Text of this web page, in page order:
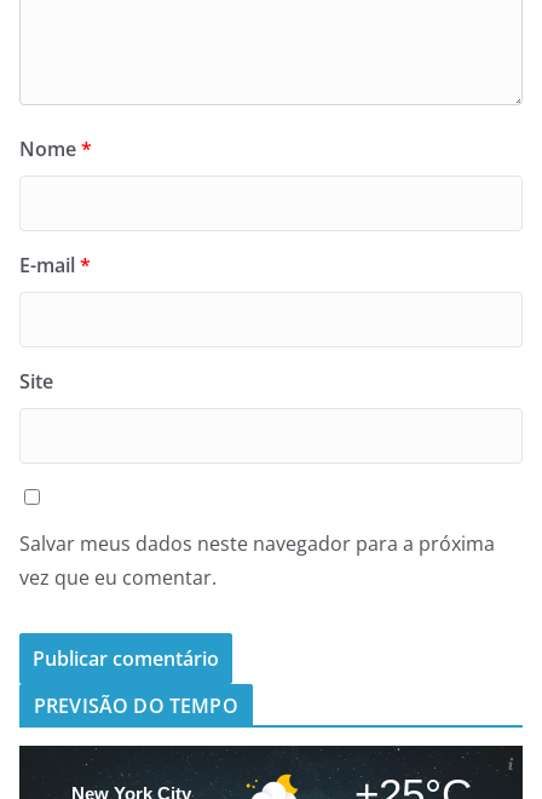
Nome*
E-mail*
Site
Salvar meus dados neste navegador para a próxima
vez que eu comentar.
PREVISÃO DO TEMPO
New York City